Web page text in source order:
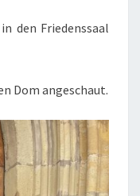
den Friedenssaal
Dom angeschaut.